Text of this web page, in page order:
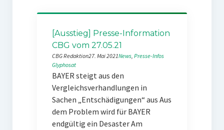
[Ausstieg] Presse-Information
CBG vom 27.05.21
CBG Redaktion27. Mai 2021News, Presse-Infos
Glyphosat
BAYER steigt aus den
Vergleichsverhandlungen in
Sachen „Entschädigungen“ aus Aus
dem Problem wird für BAYER
endgültig ein Desaster Am